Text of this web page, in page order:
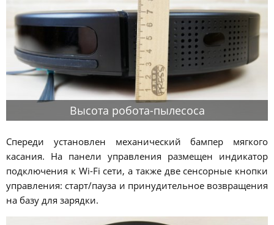
Высота робота-пылесоса
Спереди установлен механический бампер мягкого
касания. На панели управления размещен индикатор
подключения к Wi-Fi сети, а также две сенсорные кнопки
управления: старт/пауза и принудительное возвращения
на базу для зарядки.